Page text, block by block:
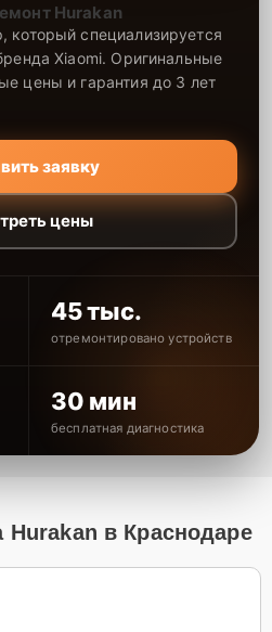
Hurakan
специализируется
Xiaomi. Оригинальные
цены и гарантия до 3 лет
заявку
цены
45 тыс.
отремонтировано устройств
30 мин
бесплатная диагностика
Hurakan в Краснодаре